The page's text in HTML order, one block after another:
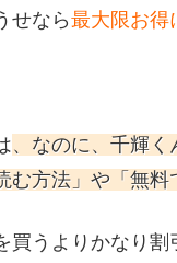
せなら最大限お得
、なのに、千輝く
む方法」や「無料
買うよりかなり